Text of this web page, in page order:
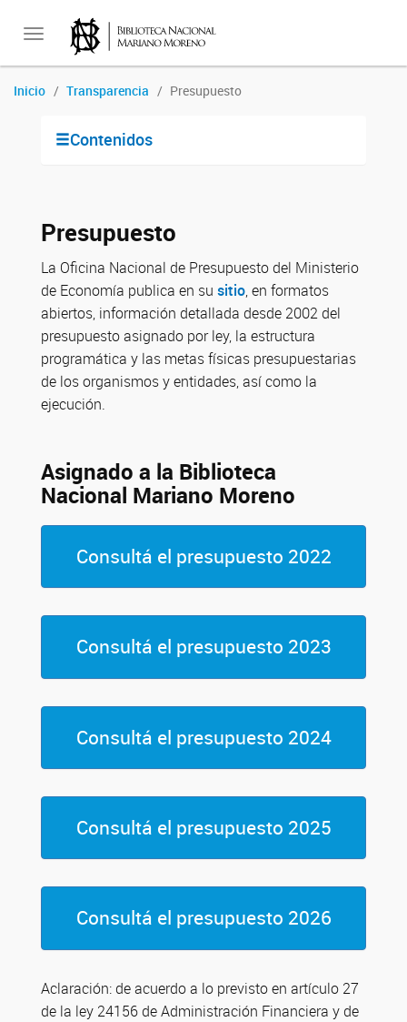
Toggle
Inicio Transparencia Presupuesto
Contenidos
Presupuesto
La Oficina Nacional de Presupuesto del Ministerio
de Economía publica en su sitio, en formatos
abiertos, información detallada desde 2002 del
presupuesto asignado por ley, la estructura
programática y las metas físicas presupuestarias
de los organismos y entidades, así como la
ejecución.
Asignado a la Biblioteca
Nacional Mariano Moreno
Consultá el presupuesto 2022
Consultá el presupuesto 2023
Consultá el presupuesto 2024
Consultá el presupuesto 2025
Consultá el presupuesto 2026
Aclaración: de acuerdo a lo previsto en artículo 27
de la ley 24156 de Administración Financiera y de